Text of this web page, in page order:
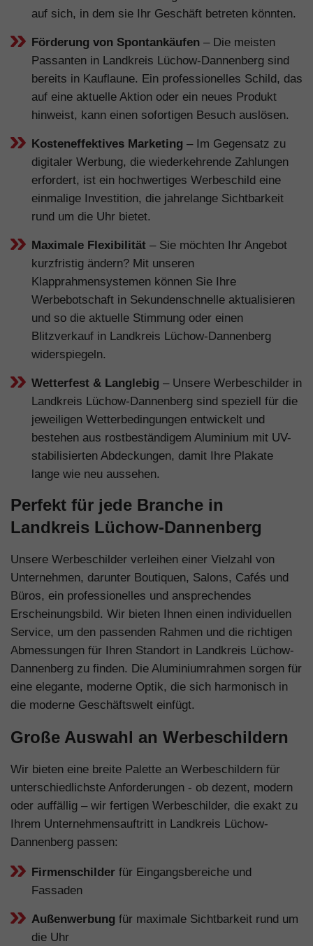
auf sich, in dem sie Ihr Geschäft betreten könnten.
Förderung von Spontankäufen – Die meisten
Passanten in Landkreis Lüchow-Dannenberg sind
bereits in Kauflaune. Ein professionelles Schild, das
auf eine aktuelle Aktion oder ein neues Produkt
hinweist, kann einen sofortigen Besuch auslösen.
Kosteneffektives Marketing – Im Gegensatz zu
digitaler Werbung, die wiederkehrende Zahlungen
erfordert, ist ein hochwertiges Werbeschild eine
einmalige Investition, die jahrelange Sichtbarkeit
rund um die Uhr bietet.
Maximale Flexibilität – Sie möchten Ihr Angebot
kurzfristig ändern? Mit unseren
Klapprahmensystemen können Sie Ihre
Werbebotschaft in Sekundenschnelle aktualisieren
und so die aktuelle Stimmung oder einen
Blitzverkauf in Landkreis Lüchow-Dannenberg
widerspiegeln.
Wetterfest & Langlebig – Unsere Werbeschilder in
Landkreis Lüchow-Dannenberg sind speziell für die
jeweiligen Wetterbedingungen entwickelt und
bestehen aus rostbeständigem Aluminium mit UV-
stabilisierten Abdeckungen, damit Ihre Plakate
lange wie neu aussehen.
Perfekt für jede Branche in
Landkreis Lüchow-Dannenberg
Unsere Werbeschilder verleihen einer Vielzahl von
Unternehmen, darunter Boutiquen, Salons, Cafés und
Büros, ein professionelles und ansprechendes
Erscheinungsbild. Wir bieten Ihnen einen individuellen
Service, um den passenden Rahmen und die richtigen
Abmessungen für Ihren Standort in Landkreis Lüchow-
Dannenberg zu finden. Die Aluminiumrahmen sorgen für
eine elegante, moderne Optik, die sich harmonisch in
die moderne Geschäftswelt einfügt.
Große Auswahl an Werbeschildern
Wir bieten eine breite Palette an Werbeschildern für
unterschiedlichste Anforderungen - ob dezent, modern
oder auffällig – wir fertigen Werbeschilder, die exakt zu
Ihrem Unternehmensauftritt in Landkreis Lüchow-
Dannenberg passen:
Firmenschilder für Eingangsbereiche und
Fassaden
Außenwerbung für maximale Sichtbarkeit rund um
die Uhr